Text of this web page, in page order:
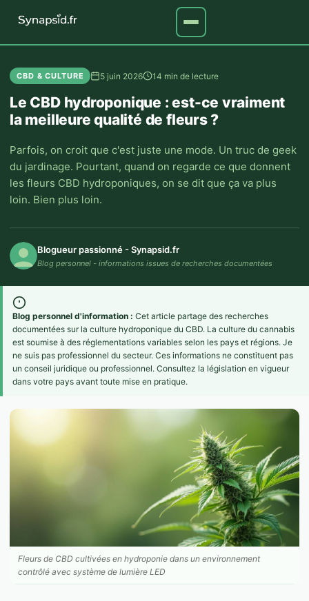
CBD & CULTURE 5 juin 2026 14 min de lecture
Le CBD hydroponique : est-ce vraiment
la meilleure qualité de fleurs ?
Parfois, on croit que c'est juste une mode. Un truc de geek
du jardinage. Pourtant, quand on regarde ce que donnent
les fleurs CBD hydroponiques, on se dit que ça va plus
loin. Bien plus loin.
Blogueur passionné - Synapsid.fr
Blog personnel - informations issues de recherches documentées
Blog personnel d'information : Cet article partage des recherches
documentées sur la culture hydroponique du CBD. La culture du cannabis
est soumise à des réglementations variables selon les pays et régions. Je
ne suis pas professionnel du secteur. Ces informations ne constituent pas
un conseil juridique ou professionnel. Consultez la législation en vigueur
dans votre pays avant toute mise en pratique.
Fleurs de CBD cultivées en hydroponie dans un environnement
contrôlé avec système de lumière LED